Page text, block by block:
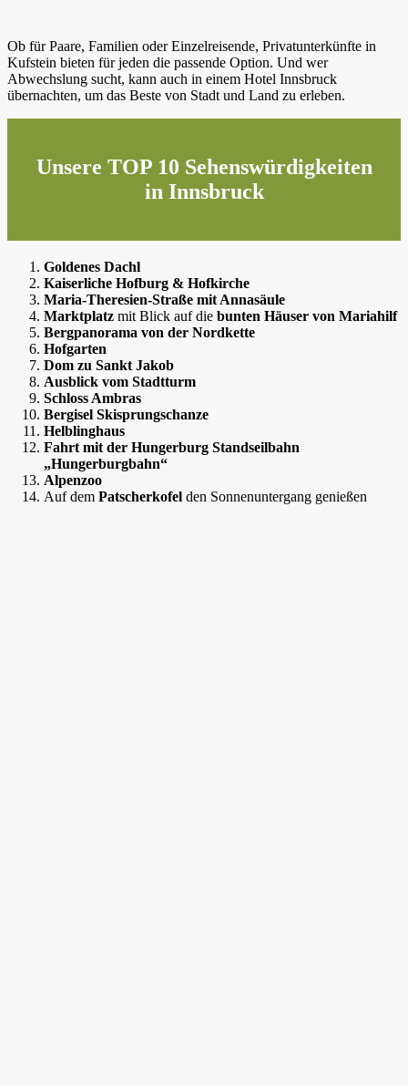
Ob für Paare, Familien oder Einzelreisende, Privatunterkünfte in
Kufstein bieten für jeden die passende Option. Und wer
Abwechslung sucht, kann auch in einem Hotel Innsbruck
übernachten, um das Beste von Stadt und Land zu erleben.
Unsere TOP 10 Sehenswürdigkeiten
in Innsbruck
Goldenes Dachl
Kaiserliche Hofburg & Hofkirche
Maria-Theresien-Straße mit Annasäule
Marktplatz mit Blick auf die bunten Häuser von Mariahilf
Bergpanorama von der Nordkette
Hofgarten
Dom zu Sankt Jakob
Ausblick vom Stadtturm
Schloss Ambras
Bergisel Skisprungschanze
Helblinghaus
Fahrt mit der Hungerburg Standseilbahn
„Hungerburgbahn“
Alpenzoo
Auf dem Patscherkofel den Sonnenuntergang genießen